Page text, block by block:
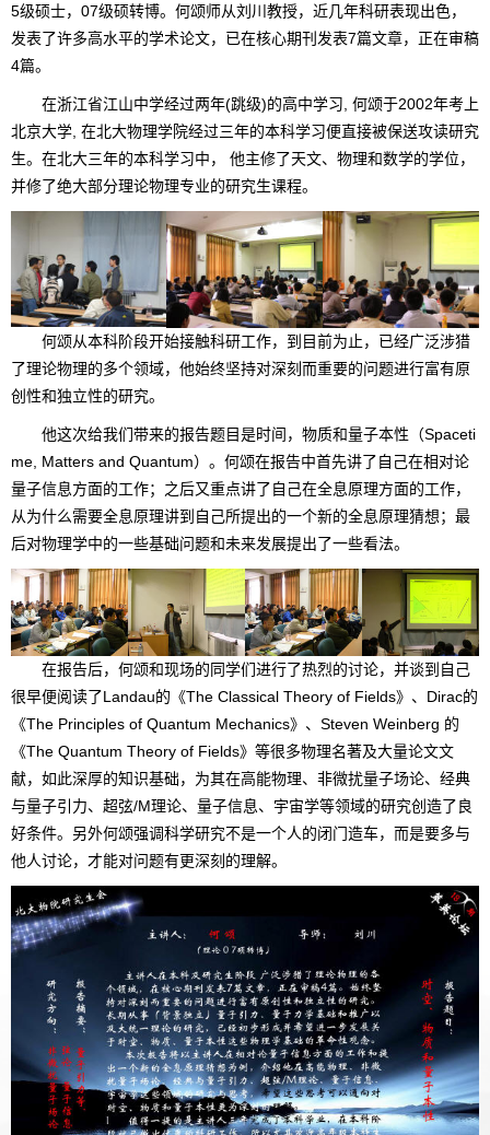
5级硕士，07级硕转博。何颂师从刘川教授，近几年科研表现出色，
发表了许多高水平的学术论文，已在核心期刊发表7篇文章，正在审稿
4篇。
在浙江省江山中学经过两年(跳级)的高中学习, 何颂于2002年考上
北京大学, 在北大物理学院经过三年的本科学习便直接被保送攻读研究
生。在北大三年的本科学习中， 他主修了天文、物理和数学的学位，
并修了绝大部分理论物理专业的研究生课程。
何颂从本科阶段开始接触科研工作，到目前为止，已经广泛涉猎
了理论物理的多个领域，他始终坚持对深刻而重要的问题进行富有原
创性和独立性的研究。
他这次给我们带来的报告题目是时间，物质和量子本性（Spaceti
me, Matters and Quantum）。何颂在报告中首先讲了自己在相对论
量子信息方面的工作；之后又重点讲了自己在全息原理方面的工作，
从为什么需要全息原理讲到自己所提出的一个新的全息原理猜想；最
后对物理学中的一些基础问题和未来发展提出了一些看法。
在报告后，何颂和现场的同学们进行了热烈的讨论，并谈到自己
很早便阅读了Landau的《The Classical Theory of Fields》、Dirac的
《The Principles of Quantum Mechanics》、Steven Weinberg 的
《The Quantum Theory of Fields》等很多物理名著及大量论文文
献，如此深厚的知识基础，为其在高能物理、非微扰量子场论、经典
与量子引力、超弦/M理论、量子信息、宇宙学等领域的研究创造了良
好条件。另外何颂强调科学研究不是一个人的闭门造车，而是要多与
他人讨论，才能对问题有更深刻的理解。